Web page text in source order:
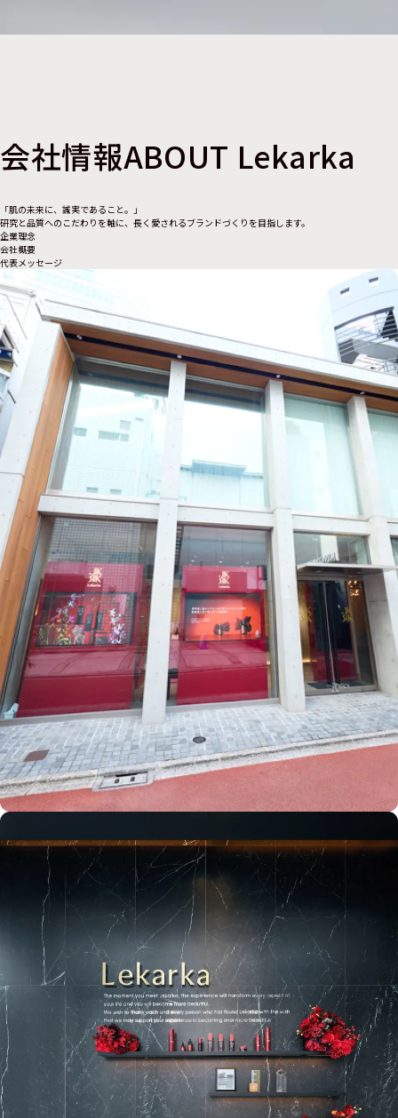
会社情報ABOUT Lekarka
「肌の未来に、誠実であること。」
研究と品質へのこだわりを軸に、長く愛されるブランドづくりを目指します。
企業理念
会社概要
代表メッセージ